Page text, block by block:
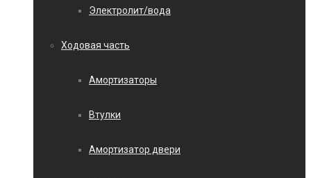
Электролит/вода
Ходовая часть
Амортизаторы
Втулки
Амортизатор двери